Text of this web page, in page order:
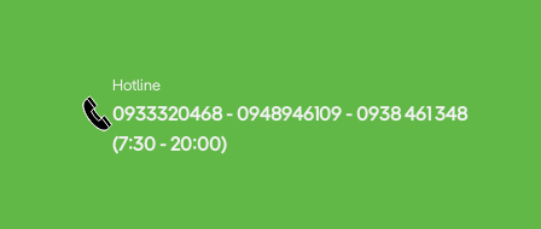
Tích hợp PID controller cho các ứng dụng điều khiển quy
Hotline
0933320468 - 0948946109 - 0938 461 348
(7:30 - 20:00)